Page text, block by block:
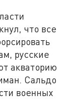
что все
русские
акваторию
Сальдо
военных